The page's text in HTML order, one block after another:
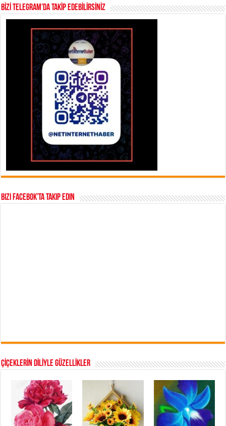
BİZİ TELEGRAM’DA TAKİP EDEBİLİRSİNİZ
Bizi Facebok’ta takip edin
ÇİÇEKLERİN DİLİYLE GÜZELLİKLER